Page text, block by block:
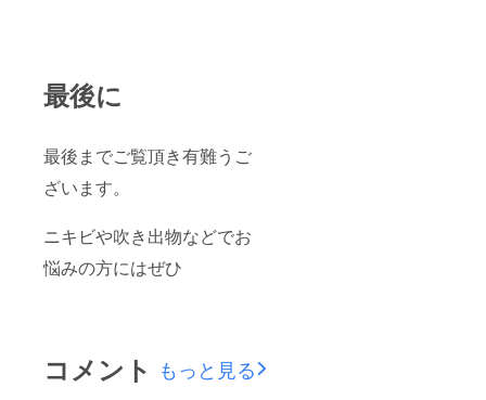
最後に
最後までご覧頂き有難うご
ざいます。
ニキビや吹き出物などでお
悩みの方にはぜひ
コメント もっと見る